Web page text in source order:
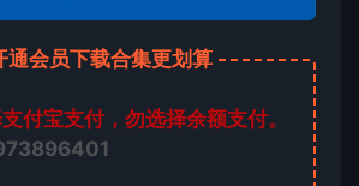
通会员下载合集更划算
付宝支付，勿选择余额支付。